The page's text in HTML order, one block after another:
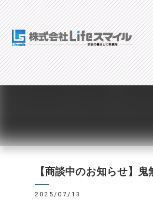
【商談中のお知らせ】
2025/07/13